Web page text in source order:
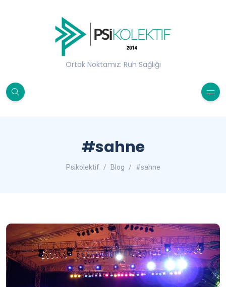
Ortak Noktamız: Ruh Sağlığı
#sahne
Psikolektif Blog #sahne